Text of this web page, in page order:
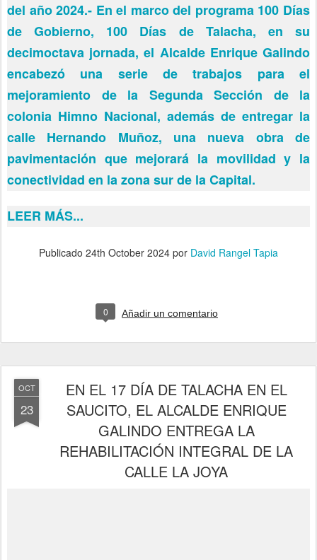
del año 2024.- En el marco del programa 100 Días
de Gobierno, 100 Días de Talacha, en su
decimoctava jornada, el Alcalde Enrique Galindo
encabezó una serie de trabajos para el
mejoramiento de la Segunda Sección de la
colonia Himno Nacional, además de entregar la
calle Hernando Muñoz, una nueva obra de
pavimentación que mejorará la movilidad y la
conectividad en la zona sur de la Capital.
LEER MÁS...
Publicado 24th October 2024 por David Rangel Tapia
0 Añadir un comentario
OCT
23
EN EL 17 DÍA DE TALACHA EN EL
SAUCITO, EL ALCALDE ENRIQUE
GALINDO ENTREGA LA
REHABILITACIÓN INTEGRAL DE LA
CALLE LA JOYA